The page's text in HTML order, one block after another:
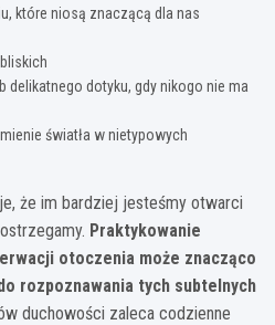
które niosą znaczącą dla nas
delikatnego dotyku, gdy nikogo nie ma
światła w nietypowych
że im bardziej jesteśmy otwarci
Praktykowanie
otoczenia może znacząco
rozpoznawania tych subtelnych
duchowości zaleca codzienne